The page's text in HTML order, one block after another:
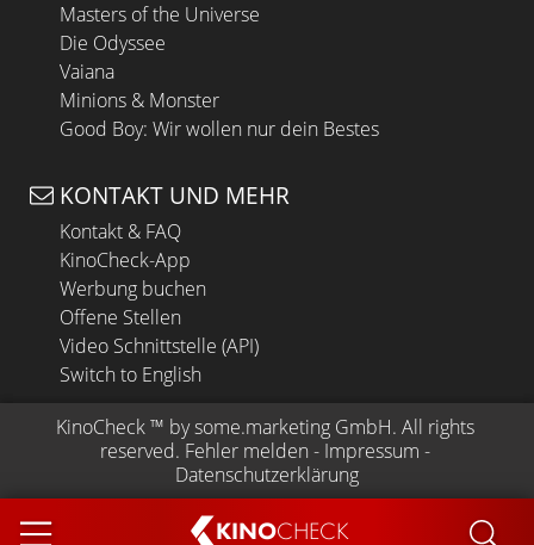
KINOCHECK
Masters of the Universe
Die Odyssee
Vaiana
Minions & Monster
Good Boy: Wir wollen nur dein Bestes
KONTAKT UND MEHR
Kontakt & FAQ
KinoCheck-App
Werbung buchen
Offene Stellen
Video Schnittstelle (API)
Switch to English
KinoCheck ™ by some.marketing GmbH. All rights
reserved. Fehler melden - Impressum -
Datenschutzerklärung